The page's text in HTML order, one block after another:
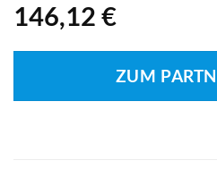
146,12 €
ZUM